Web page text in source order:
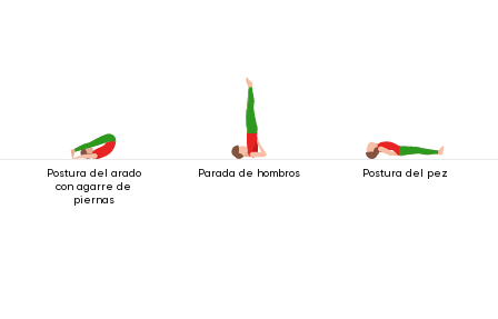
Postura del arado
con agarre de
piernas
Parada de hombros Postura del pez